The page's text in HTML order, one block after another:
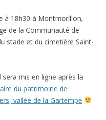
à 18h30 à Montmorillon,
de la Communauté de
stade et du cimetière Saint-
mis en ligne après la
du patrimoine de
vallée de la Gartempe